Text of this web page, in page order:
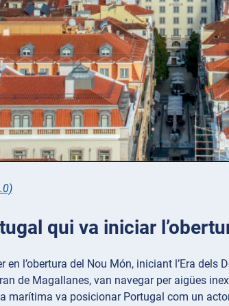
qui va iniciar
l’obertura del Nou Món, iniciant l’Era dels
de Magallanes, van navegar per aigües
marítima va posicionar Portugal com un